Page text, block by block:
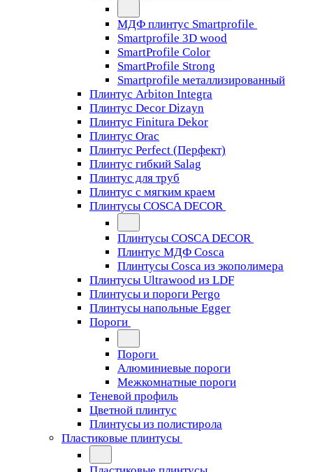
МДФ плинтус Smartprofile
Smartprofile 3D wood
SmartProfile Color
SmartProfile Strong
Smartprofile металлизированный
Плинтус Arbiton Integra
Плинтус Decor Dizayn
Плинтус Finitura Dekor
Плинтус Orac
Плинтус Perfect (Перфект)
Плинтус гибкий Salag
Плинтус для труб
Плинтус с мягким краем
Плинтусы COSCA DECOR
Плинтусы COSCA DECOR
Плинтус МДФ Cosca
Плинтусы Cosca из экополимера
Плинтусы Ultrawood из LDF
Плинтусы и пороги Pergo
Плинтусы напольные Egger
Пороги
Пороги
Алюминиевые пороги
Межкомнатные пороги
Теневой профиль
Цветной плинтус
Плинтусы из полистирола
Пластиковые плинтусы